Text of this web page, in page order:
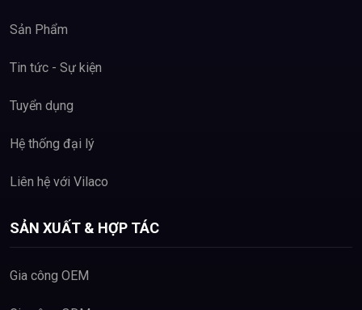
Sản Phẩm
Tin tức - Sự kiện
Tuyển dụng
Hệ thống đại lý
Liên hệ với Vilaco
SẢN XUẤT & HỢP TÁC
Gia công OEM